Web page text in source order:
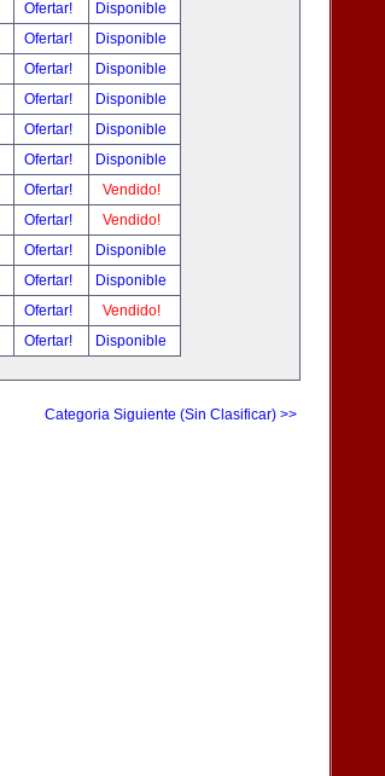
Ofertar!
Disponible
Ofertar!
Disponible
Ofertar!
Disponible
Ofertar!
Disponible
Ofertar!
Disponible
Ofertar!
Disponible
Ofertar!
Vendido!
Ofertar!
Vendido!
Ofertar!
Disponible
Ofertar!
Disponible
Ofertar!
Vendido!
Ofertar! Disponible
Categoria Siguiente (Sin Clasificar) >>